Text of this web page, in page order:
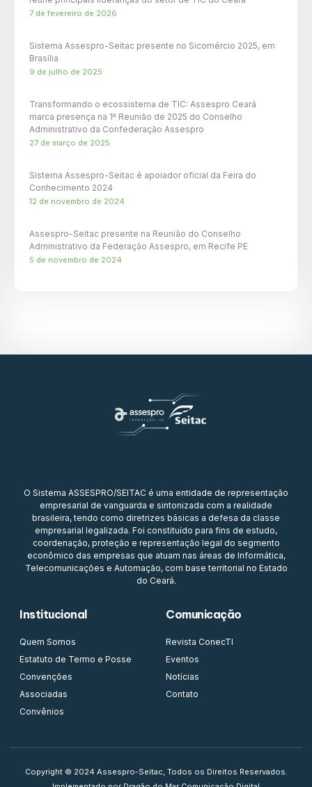
7 de fevereiro de 2026
Sistema Assespro-Seitac presente no Sicomércio 2025, em
Brasília
9 de julho de 2025
Transformando o ecossistema de TIC: Assespro Ceará
marca presença na 1ª Reunião de 2025 do Conselho
Administrativo da Confederação Assespro
27 de março de 2025
Sistema Assespro-Seitac é apoiador oficial da Feira do
Conhecimento 2024
12 de novembro de 2024
Assespro-Seitac presente na Reunião do Conselho
Administrativo da Federação Assespro, em Recife PE
5 de novembro de 2024
O Sistema ASSESPRO/SEITAC é uma entidade de representação
empresarial de vanguarda e sintonizada com a realidade
brasileira, tendo como diretrizes básicas a defesa da classe
empresarial legalizada. Foi constituído para fins de estudo,
coordenação, proteção e representação legal do segmento
econômico das empresas que atuam nas áreas de Informática,
Telecomunicações e Automação, com base territorial no Estado
do Ceará.
Institucional
Quem Somos
Estatuto de Termo e Posse
Convenções
Associadas
Convênios
Comunicação
Revista ConecTI
Eventos
Notícias
Contato
Copyright © 2024 Assespro-Seitac, Todos os Direitos Reservados.